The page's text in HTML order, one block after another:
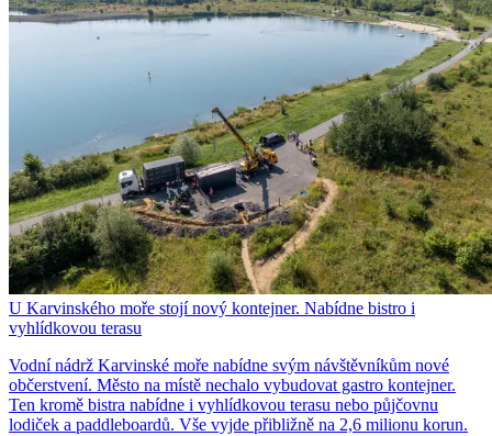
U Karvinského moře stojí nový kontejner. Nabídne bistro i
vyhlídkovou terasu
Vodní nádrž Karvinské moře nabídne svým návštěvníkům nové
občerstvení. Město na místě nechalo vybudovat gastro kontejner.
Ten kromě bistra nabídne i vyhlídkovou terasu nebo půjčovnu
lodiček a paddleboardů. Vše vyjde přibližně na 2,6 milionu korun.